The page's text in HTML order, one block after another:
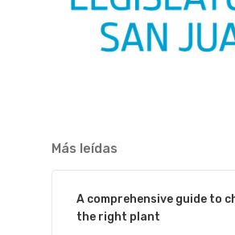
Más leídas
A comprehensive guide to
the right plant